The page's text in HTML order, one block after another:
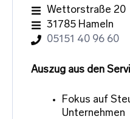
Wettorstraße 20
31785 Hameln
05151 40 96 60
Auszug aus den
Fokus auf
Unternehmen